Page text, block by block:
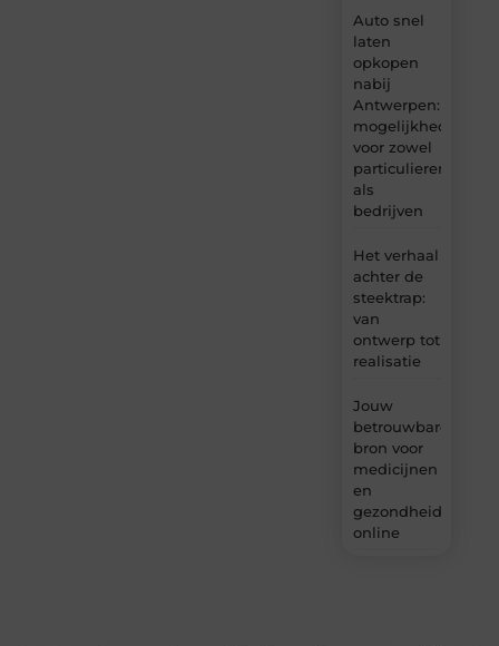
Auto snel
laten
opkopen
nabij
Antwerpen:
mogelijkheden
voor zowel
particulieren
als
bedrijven
Het verhaal
achter de
steektrap:
van
ontwerp tot
realisatie
Jouw
betrouwbare
bron voor
medicijnen
en
online